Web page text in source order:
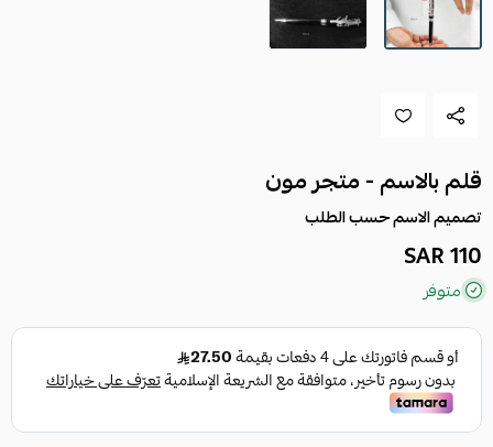
قلم بالاسم - متجر مون
تصميم الاسم حسب الطلب
110 SAR
متوفر